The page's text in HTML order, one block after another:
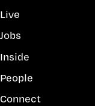
Live
Jobs
Inside
People
Connect